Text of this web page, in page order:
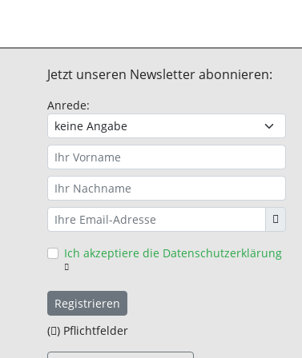
Jetzt unseren Newsletter abonnieren:
Anrede:
Ich akzeptiere die Datenschutzerklärung
Registrieren
( ) Pflichtfelder